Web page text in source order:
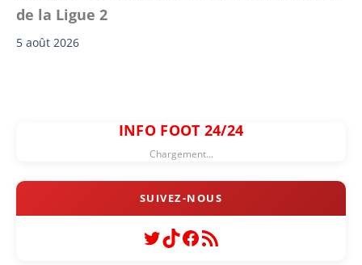
de la Ligue 2
5 août 2026
INFO FOOT 24/24
Chargement...
Twitter
TikTok
Facebook
Flux RSS